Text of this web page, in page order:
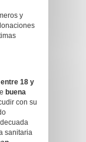
y
entre 18 y
buena
con su
sanitaria